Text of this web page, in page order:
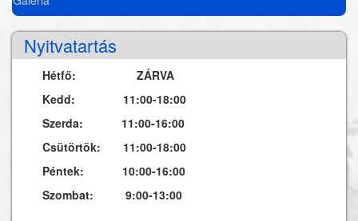
Nyitvatartás
Hétfő: ZÁRVA
Kedd: 11:00-18:00
Szerda: 11:00-16:00
Csütörtök: 11:00-18:00
Péntek: 10:00-16:00
Szombat: 9:00-13:00